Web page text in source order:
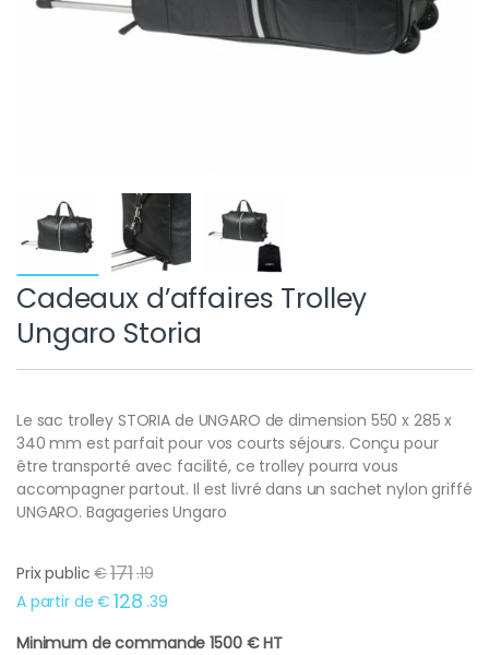
Cadeaux d’affaires Trolley
Ungaro Storia
Le sac trolley STORIA de UNGARO de dimension 550 x 285 x
340 mm est parfait pour vos courts séjours. Conçu pour
être transporté avec facilité, ce trolley pourra vous
accompagner partout. Il est livré dans un sachet nylon griffé
UNGARO. Bagageries Ungaro
Prix public €171.19
A partir de € 128 .39
Minimum de commande 1500 € HT